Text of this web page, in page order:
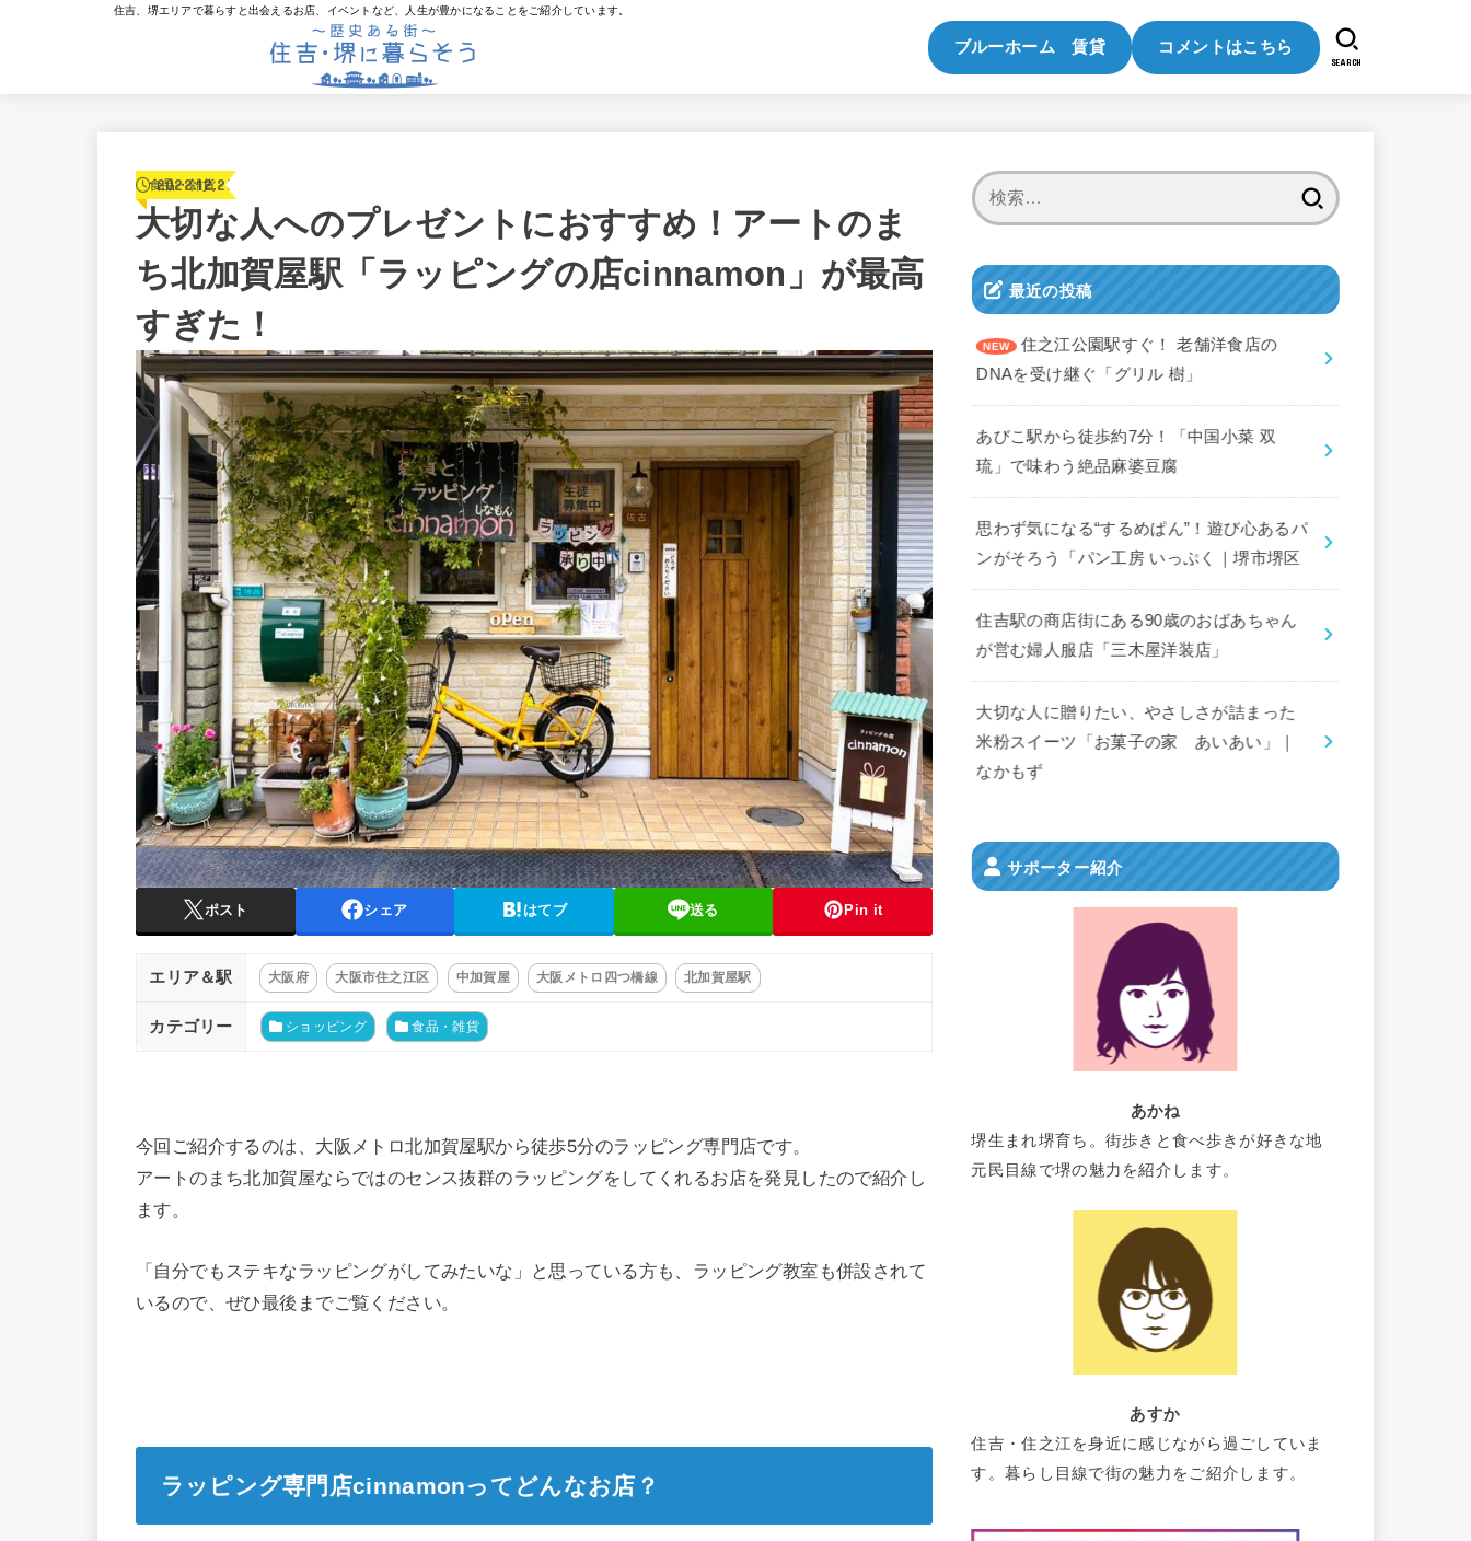
住吉、堺エリアで暮らすと出会えるお店、イベントなど、人生が豊かになることをご紹介しています。
ブルーホーム 賃貸 コメントはこちら
SEARCH
食品・雑貨
2022.12.25
大切な人へのプレゼントにおすすめ！アートのま
ち北加賀屋駅「ラッピングの店cinnamon」が最高
すぎた！
ポスト シェア はてブ 送る Pin it
エリア＆駅 大阪府 大阪市住之江区 中加賀屋 大阪メトロ四つ橋線 北加賀屋駅
カテゴリー ショッピング 食品・雑貨
今回ご紹介するのは、大阪メトロ北加賀屋駅から徒歩5分のラッピング専門店です。
アートのまち北加賀屋ならではのセンス抜群のラッピングをしてくれるお店を発見したので紹介し
ます。
「自分でもステキなラッピングがしてみたいな」と思っている方も、ラッピング教室も併設されて
いるので、ぜひ最後までご覧ください。
ラッピング専門店cinnamonってどんなお店？
最近の投稿
住之江公園駅すぐ！ 老舗洋食店の
DNAを受け継ぐ「グリル 樹」
あびこ駅から徒歩約7分！「中国小菜 双
琉」で味わう絶品麻婆豆腐
思わず気になる“するめぱん”！遊び心あるパ
ンがそろう「パン工房 いっぷく｜堺市堺区
住吉駅の商店街にある90歳のおばあちゃん
が営む婦人服店「三木屋洋装店」
大切な人に贈りたい、やさしさが詰まった
米粉スイーツ「お菓子の家 あいあい」｜
なかもず
サポーター紹介
あかね
堺生まれ堺育ち。街歩きと食べ歩きが好きな地
元民目線で堺の魅力を紹介します。
あすか
住吉・住之江を身近に感じながら過ごしていま
す。暮らし目線で街の魅力をご紹介します。